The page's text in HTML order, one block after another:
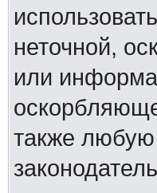
неточной,
или
также